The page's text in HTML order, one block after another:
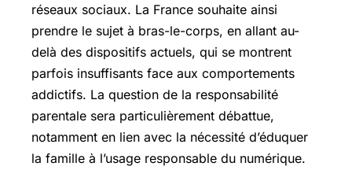
réseaux sociaux. La France souhaite ainsi
prendre le sujet à bras-le-corps, en allant au-
delà des dispositifs actuels, qui se montrent
parfois insuffisants face aux comportements
addictifs. La question de la responsabilité
parentale sera particulièrement débattue,
notamment en lien avec la nécessité d’éduquer
la famille à l’usage responsable du numérique.